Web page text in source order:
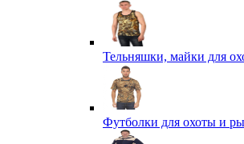
Тельняшки, майки для
Футболки для охоты и